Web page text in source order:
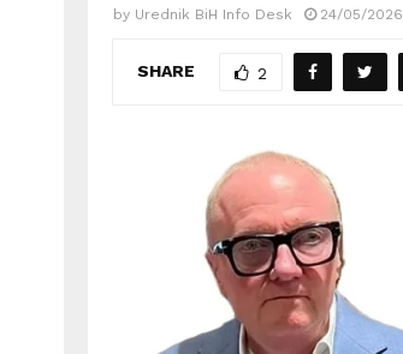
by Urednik BiH Info Desk 24/05/2026
SHARE 2